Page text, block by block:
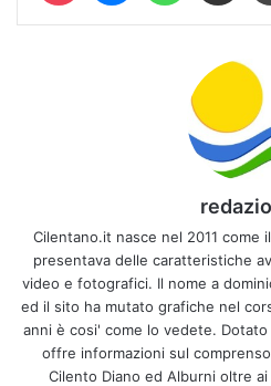
Cilentano.it nasce nel 2011 come
presentava delle caratteristiche
video e fotografici. Il nome a
ed il sito ha mutato grafiche nel
anni è cosi' come lo vedete.
offre informazioni sul
Cilento Diano ed Alburni oltre